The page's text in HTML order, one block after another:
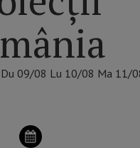
Du 09/08 Lu 10/08 Ma 11/